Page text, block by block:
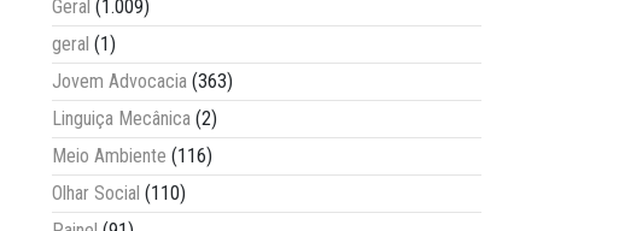
Geral (1.009)
geral (1)
Jovem Advocacia (363)
Linguiça Mecânica (2)
Meio Ambiente (116)
Olhar Social (110)